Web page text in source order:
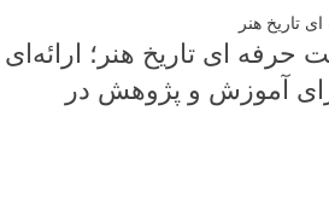
حرفه ای تاریخ هنر؛ ارائه‌ای
برای آموزش و پژوهش در